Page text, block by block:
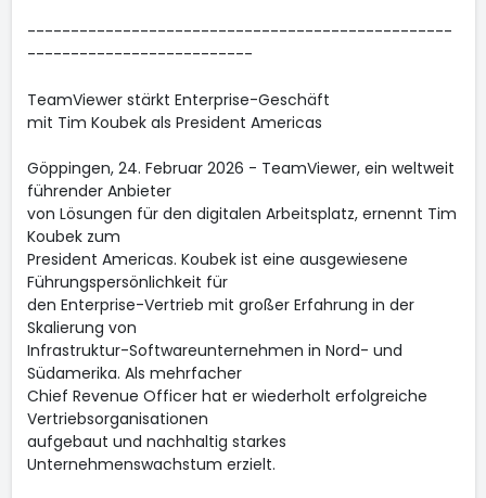
-------------------------------------------------
--------------------------
TeamViewer stärkt Enterprise-Geschäft
mit Tim Koubek als President Americas
Göppingen, 24. Februar 2026 - TeamViewer, ein weltweit
führender Anbieter
von Lösungen für den digitalen Arbeitsplatz, ernennt Tim
Koubek zum
President Americas. Koubek ist eine ausgewiesene
Führungspersönlichkeit für
den Enterprise-Vertrieb mit großer Erfahrung in der
Skalierung von
Infrastruktur-Softwareunternehmen in Nord- und
Südamerika. Als mehrfacher
Chief Revenue Officer hat er wiederholt erfolgreiche
Vertriebsorganisationen
aufgebaut und nachhaltig starkes
Unternehmenswachstum erzielt.